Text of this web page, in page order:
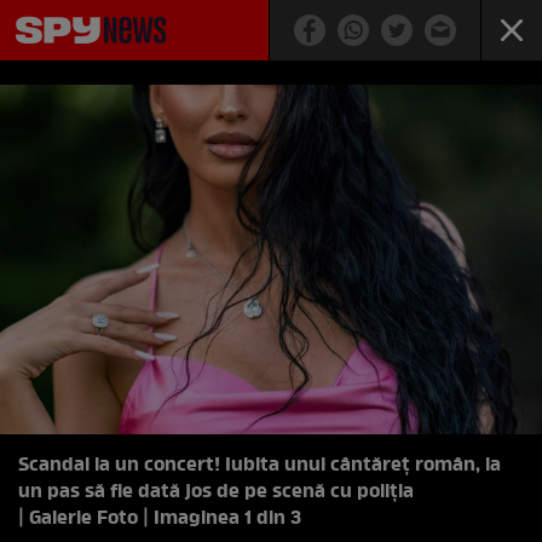
Scandal la un concert! Iubita unui cântăreț român, la
un pas să fie dată jos de pe scenă cu poliția
| Galerie Foto | Imaginea 1 din 3